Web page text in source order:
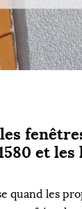
et
quand les